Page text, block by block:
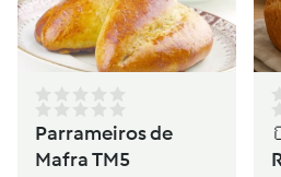
Parrameiros de
Mafra TM5